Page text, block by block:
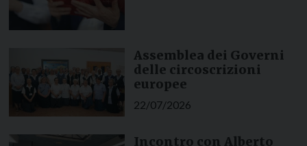
Assemblea dei Governi
delle circoscrizioni
europee
22/07/2026
Incontro con Alberto